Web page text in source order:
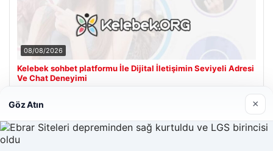
08/08/2026
Kelebek sohbet platformu İle Dijital İletişimin Seviyeli Adresi
Ve Chat Deneyimi
Son Eklenen Firmalar
Göz Atın ×